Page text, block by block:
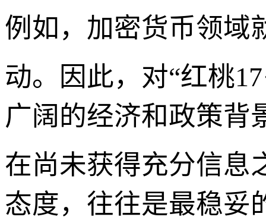
例如，加密货币领域
动。因此，对“红桃
广阔的经济和政策背
在尚未获得充分信息
态度，往往是最稳妥